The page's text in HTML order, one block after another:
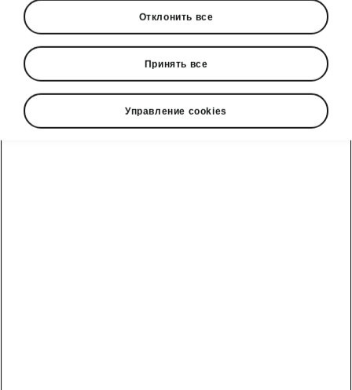
Отклонить все
Принять все
Управление cookies